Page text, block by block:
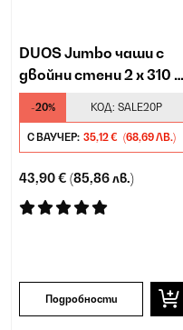
DUOS Jumbo чаши с
двойни стени 2 x 310 и
410 мл
-20% КОД: SALE20P
С ВАУЧЕР: 35,12 € (68,69 ЛВ.)
43,90 € (85,86 лв.)
Подробности